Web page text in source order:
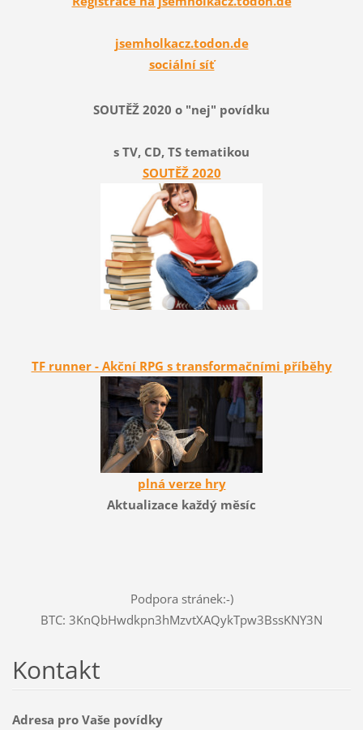
jsemholkacz.todon.de
sociální síť
SOUTĚŽ 2020 o "nej" povídku
s TV, CD, TS tematikou
SOUTĚŽ 2020
TF runner - Akční RPG s transformačními příběhy
plná verze hry
Aktualizace každý měsíc
Podpora stránek:-)
BTC: 3KnQbHwdkpn3hMzvtXAQykTpw3BssKNY3N
Kontakt
Adresa pro Vaše povídky